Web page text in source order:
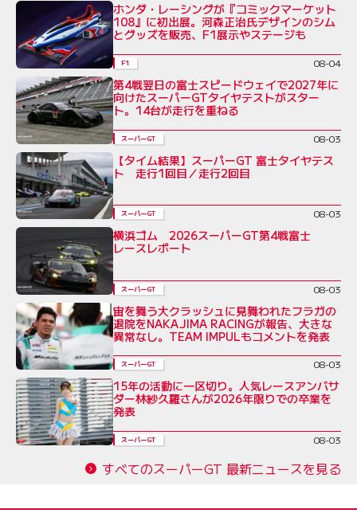
ホンダ・レーシングが『コミックマーケット
108』に初出展。河森正治氏デザインのシム
とグッズを販売、F1展示やステージも
F1 08-04
第4戦翌日の富士スピードウェイで2027年に
向けたスーパーGTタイヤテストがスター
ト。14台が走行を重ねる
スーパーGT 08-03
【タイム結果】スーパーGT 富士タイヤテス
ト 走行1回目／走行2回目
スーパーGT 08-03
横浜ゴム 2026スーパーGT第4戦富士
レースレポート
スーパーGT 08-03
宙を舞う大クラッシュに見舞われたフラガの
退院をNAKAJIMA RACINGが報告、大きな
異常なし。TEAM IMPULもコメントを発表
スーパーGT 08-03
15年の活動に一区切り。人気レースアンバサ
ダー林紗久羅さんが2026年限りでの卒業を
発表
スーパーGT 08-03
すべてのスーパーGT 最新ニュースを見る